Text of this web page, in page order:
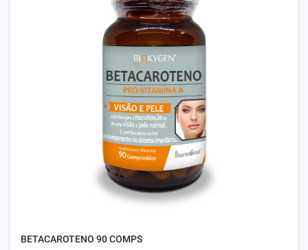
BETACAROTENO 90 COMPS